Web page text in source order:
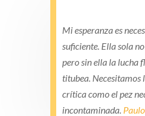
Mi esperanza es
suficiente. Ella sola
pero sin ella la lucha
titubea. Necesitamos
crítica como el pez
incontaminada.